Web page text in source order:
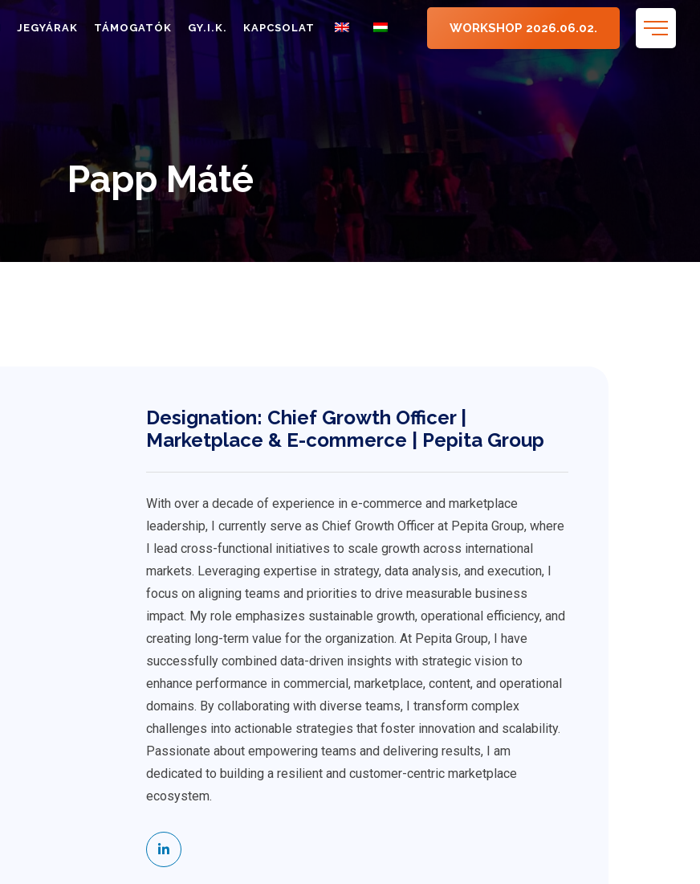
JEGYÁRAK TÁMOGATÓK GY.I.K. KAPCSOLAT WORKSHOP 2026.06.02.
Papp Máté
Designation: Chief Growth Officer |
Marketplace & E-commerce | Pepita Group
With over a decade of experience in e-commerce and marketplace
leadership, I currently serve as Chief Growth Officer at Pepita Group, where
I lead cross-functional initiatives to scale growth across international
markets. Leveraging expertise in strategy, data analysis, and execution, I
focus on aligning teams and priorities to drive measurable business
impact. My role emphasizes sustainable growth, operational efficiency, and
creating long-term value for the organization. At Pepita Group, I have
successfully combined data-driven insights with strategic vision to
enhance performance in commercial, marketplace, content, and operational
domains. By collaborating with diverse teams, I transform complex
challenges into actionable strategies that foster innovation and scalability.
Passionate about empowering teams and delivering results, I am
dedicated to building a resilient and customer-centric marketplace
ecosystem.